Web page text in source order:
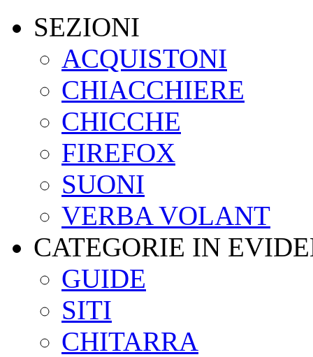
SEZIONI
ACQUISTONI
CHIACCHIERE
CHICCHE
FIREFOX
SUONI
VERBA VOLANT
CATEGORIE IN
GUIDE
SITI
CHITARRA